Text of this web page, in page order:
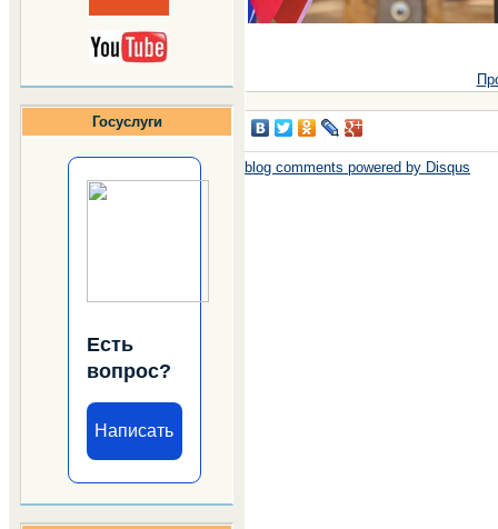
Госуслуги
Есть
вопрос?
Написать
blog comments powered by Disqus